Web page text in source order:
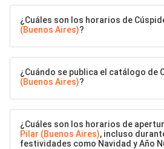
¿Cuáles son los horarios de
(Buenos Aires)?
¿Cuándo se publica el catálogo de
(Buenos Aires)?
¿Cuáles son los horarios de
Pilar (Buenos Aires), incluso
festividades como Navidad y Año